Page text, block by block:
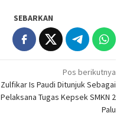
SEBARKAN
Pos berikutnya
Zulfikar Is Paudi Ditunjuk Sebagai
Pelaksana Tugas Kepsek SMKN 2
Palu